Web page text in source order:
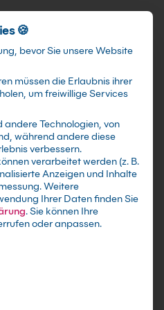
Schnellzugriff
in Prozesse und
🍪
bevor Sie unsere Website
müssen die Erlaubnis ihrer
um freiwillige Services
Technologien, von
während andere diese
verbessern.
verarbeitet werden (z. B.
Anzeigen und Inhalte
Weitere
Ihrer Daten finden Sie
.Sie können Ihre
oder anpassen.
Gruppen, für die eine